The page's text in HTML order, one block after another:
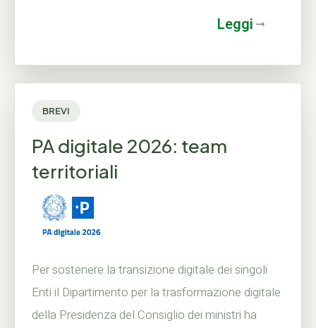
Leggi
BREVI
PA digitale 2026: team
territoriali
Per sostenere la transizione digitale dei singoli
Enti il Dipartimento per la trasformazione digitale
della Presidenza del Consiglio dei ministri ha